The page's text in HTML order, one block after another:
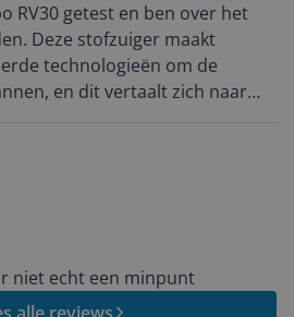
RV30 getest en ben over het
Deze stofzuiger maakt
technologieën om de
en dit vertaalt zich naar
de Tapo RV30 is de
van de zuigkracht. Deze
automatisch aan op basis
wat resulteert in een
zonder onnodig
gemerkt dat dit bijdraagt aan
in hoeken en kieren. De
niet echt een minpunt